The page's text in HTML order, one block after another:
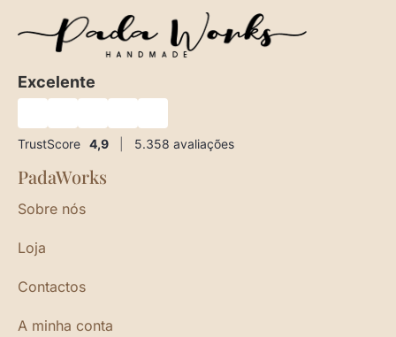
Excelente
TrustScore 4,9 5.358 avaliações
PadaWorks
Sobre nós
Loja
Contactos
A minha conta